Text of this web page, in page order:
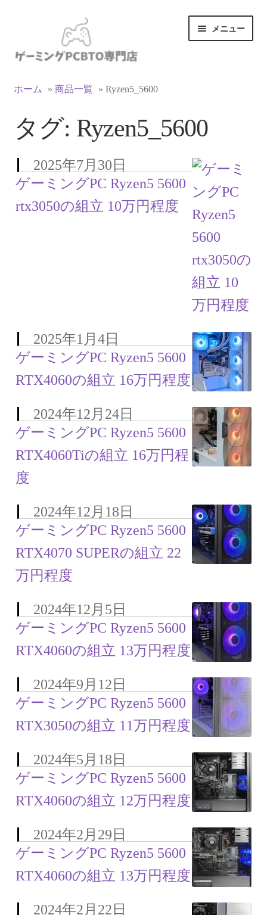
ゲ
ョ
へ
ス
キ
ッ
プ
テ
へ
キ
ッ
プ
メニュー
支払い
お買い物カゴ
お買い物ガイド
みんなのPC組立履歴
ご使用時にあたって
ホーム » 商品一覧 » Ryzen5_5600
タグ: Ryzen5_5600
ゲーミングPC Ryzen5 5600
rtx3050の組立 10万円程度
2025年7月30日
ゲーミングPC Ryzen5 5600
RTX4060の組立 16万円程度
2025年1月4日
ゲーミングPC Ryzen5 5600
RTX4060Tiの組立 16万円程
度
2024年12月24日
ゲーミングPC Ryzen5 5600
RTX4070 SUPERの組立 22
万円程度
2024年12月18日
ゲーミングPC Ryzen5 5600
RTX4060の組立 13万円程度
2024年12月5日
ゲーミングPC Ryzen5 5600
RTX3050の組立 11万円程度
2024年9月12日
ゲーミングPC Ryzen5 5600
RTX4060の組立 12万円程度
2024年5月18日
ゲーミングPC Ryzen5 5600
RTX4060の組立 13万円程度
2024年2月29日
2024年2月22日